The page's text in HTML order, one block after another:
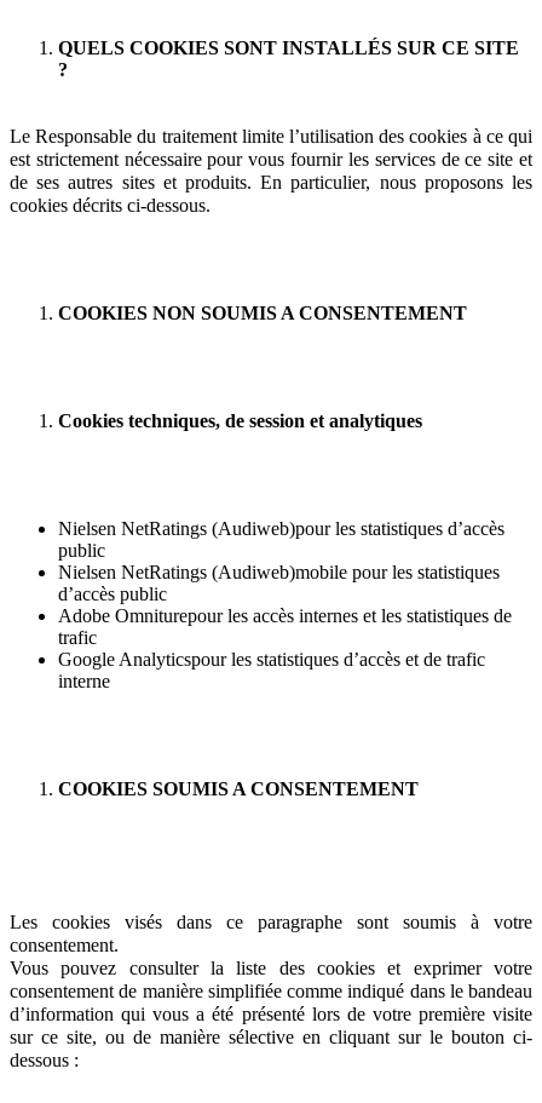
QUELS COOKIES SONT INSTALLÉS SUR CE SITE
?
Le Responsable du traitement limite l’utilisation des cookies à ce qui
est strictement nécessaire pour vous fournir les services de ce site et
de ses autres sites et produits. En particulier, nous proposons les
cookies décrits ci-dessous.
COOKIES NON SOUMIS A CONSENTEMENT
Cookies techniques, de session et analytiques
Nielsen NetRatings (Audiweb)pour les statistiques d’accès
public
Nielsen NetRatings (Audiweb)mobile pour les statistiques
d’accès public
Adobe Omniturepour les accès internes et les statistiques de
trafic
Google Analyticspour les statistiques d’accès et de trafic
interne
COOKIES SOUMIS A CONSENTEMENT
Les cookies visés dans ce paragraphe sont soumis à votre
consentement.
Vous pouvez consulter la liste des cookies et exprimer votre
consentement de manière simplifiée comme indiqué dans le bandeau
d’information qui vous a été présenté lors de votre première visite
sur ce site, ou de manière sélective en cliquant sur le bouton ci-
dessous :